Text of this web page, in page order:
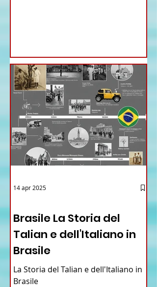
Brasile La Storia del
Talian e dell'Italiano in
Brasile
La Storia del Talian e dell'Italiano in
Brasile
14 apr 2025